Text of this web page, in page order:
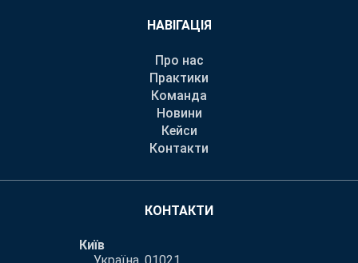
НАВІГАЦІЯ
Про нас
Практики
Команда
Новини
Кейси
Контакти
КОНТАКТИ
Київ